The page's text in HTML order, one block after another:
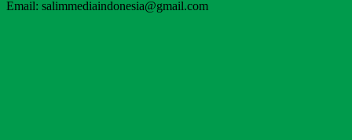
Email: salimmediaindonesia@gmail.com